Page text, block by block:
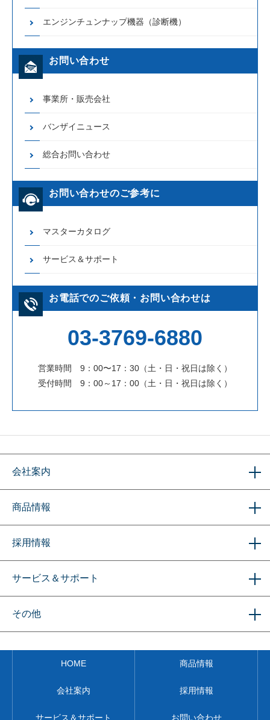
エンジンチュンナップ機器（診断機）
お問い合わせ
事業所・販売会社
バンザイニュース
総合お問い合わせ
お問い合わせのご参考に
マスターカタログ
サービス＆サポート
お電話でのご依頼・お問い合わせは
03-3769-6880
営業時間 9：00〜17：30（土・日・祝日は除く）
受付時間 9：00～17：00（土・日・祝日は除く）
会社案内
商品情報
採用情報
サービス＆サポート
その他
HOME 商品情報
会社案内 採用情報
サービス＆サポート お問い合わせ